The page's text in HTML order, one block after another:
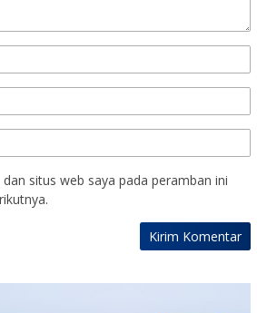
situs web saya pada peramban ini